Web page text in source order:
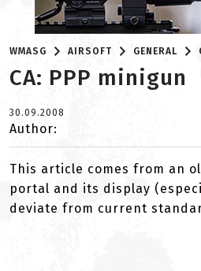
WMASG AIRSOFT GENERAL
CA: PPP minigun
30.09.2008
Author:
This article comes from an
portal and its display
deviate from current